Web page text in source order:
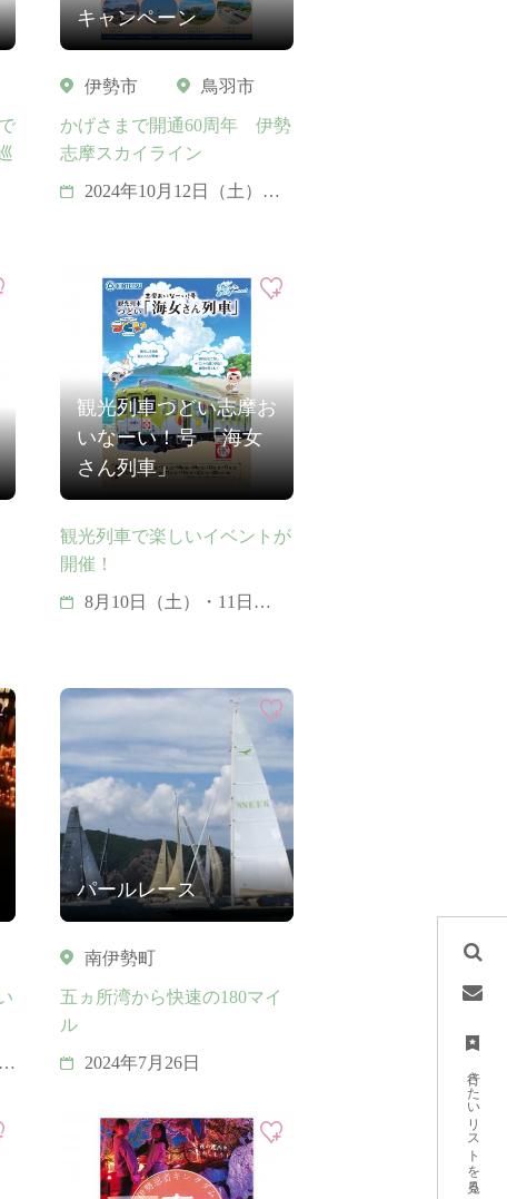
行きたいリストを見る
キャンペーン
伊勢市 鳥羽市
かげさまで開通60周年 伊勢
志摩スカイライン
2024年10月12日（土）か
観光列車つどい志摩お
いなーい！号 「海女
さん列車」
観光列車で楽しいイベントが
開催！
8月10日（土）・11日
9月1日（日）・7日
（土）・8日（日）・14日
（土）・15日（日）・21
日（土）・22日（日・
祝）
パールレース
南伊勢町
五ヵ所湾から快速の180マイ
ル
2024年7月26日